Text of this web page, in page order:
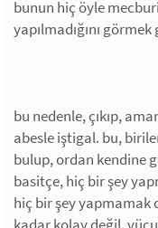
bunun hiç öyle
yapılmadığını
bu nedenle, çıkıp,
abesle iştigal. bu,
bulup, ordan kendine
basitçe, hiç bir şey
hiç bir şey yapmamak
kadar kolay değil.